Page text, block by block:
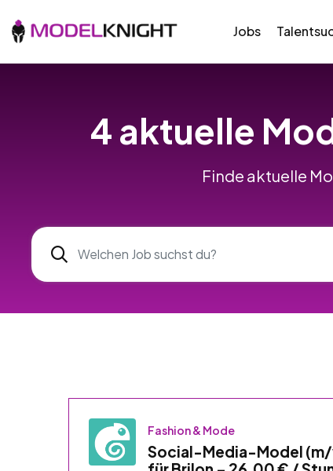
Jobs
4 aktuelle
Finde aktuelle
Fashion & Mode
Social-Media-Model